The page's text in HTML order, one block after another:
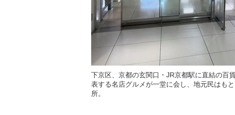
下京区、京都の玄関口・JR京都駅に直結の百
表する名店グルメが一堂に会し、地元民はも
所。